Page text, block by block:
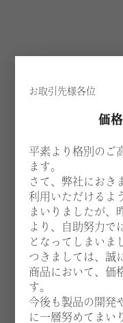
お取引先様各位
価
平素より格別のご
ます。
さて、弊社におき
利用いただけるよ
まいりましたが、
より、自助努力で
となってしまいま
つきましては、誠
商品において、価
す。
今後も製品の開発
に一層努めてまい